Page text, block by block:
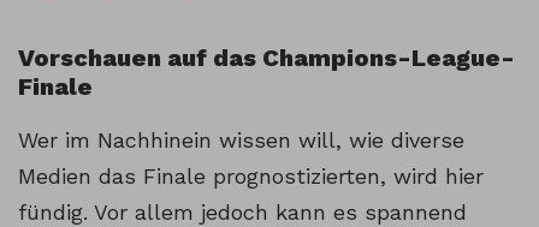
Vorschauen auf das Champions-League-
Finale
Wer im Nachhinein wissen will, wie diverse
Medien das Finale prognostizierten, wird hier
fündig. Vor allem jedoch kann es spannend